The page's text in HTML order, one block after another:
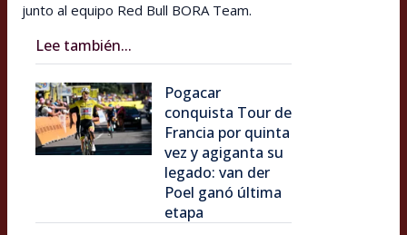
junto al equipo Red Bull BORA Team.
Lee también...
Pogacar
conquista Tour de
Francia por quinta
vez y agiganta su
legado: van der
Poel ganó última
etapa